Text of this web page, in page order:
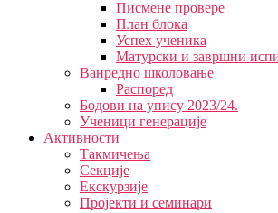
Писмене провере
План блока
Успех ученика
Матурски и завршни
Ванредно школовање
Распоред
Бодови на упису 2023/24.
Ученици генерације
Активности
Такмичења
Секције
Екскурзије
Пројекти и семинари